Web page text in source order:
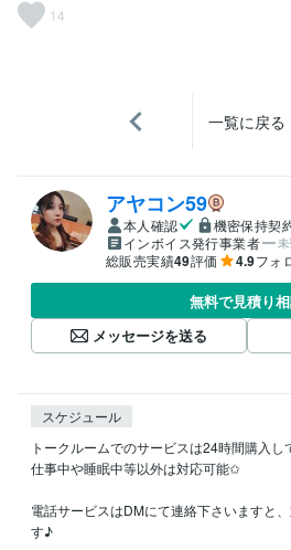
14
一覧に戻る
アヤコン59
本人確認
機密保持契
インボイス発行事業者
総販売実績49評価 4.9フォ
無料で見積り
メッセージを送る
スケジュール
トークルームでのサービスは24時間購入し
仕事中や睡眠中等以外は対応可能✩
電話サービスはDMにて連絡下さいますと
す♪